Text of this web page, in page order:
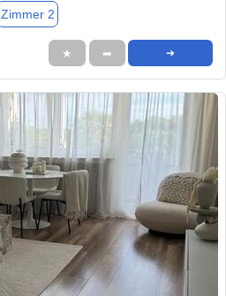
Zimmer 2
★ ➦ ➜